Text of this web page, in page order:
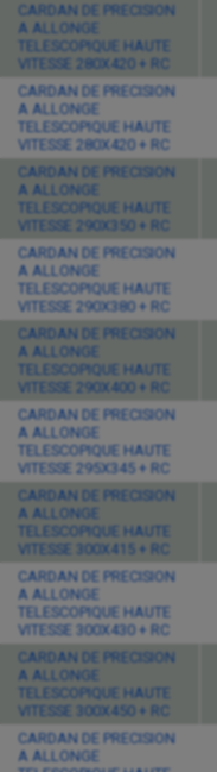
CARDAN DE PRECISION
A ALLONGE
TELESCOPIQUE HAUTE
VITESSE 280X420 + RC
CARDAN DE PRECISION
A ALLONGE
TELESCOPIQUE HAUTE
VITESSE 280X420 + RC
CARDAN DE PRECISION
A ALLONGE
TELESCOPIQUE HAUTE
VITESSE 290X350 + RC
CARDAN DE PRECISION
A ALLONGE
TELESCOPIQUE HAUTE
VITESSE 290X380 + RC
CARDAN DE PRECISION
A ALLONGE
TELESCOPIQUE HAUTE
VITESSE 290X400 + RC
CARDAN DE PRECISION
A ALLONGE
TELESCOPIQUE HAUTE
VITESSE 295X345 + RC
CARDAN DE PRECISION
A ALLONGE
TELESCOPIQUE HAUTE
VITESSE 300X415 + RC
CARDAN DE PRECISION
A ALLONGE
TELESCOPIQUE HAUTE
VITESSE 300X430 + RC
CARDAN DE PRECISION
A ALLONGE
TELESCOPIQUE HAUTE
VITESSE 300X450 + RC
CARDAN DE PRECISION
A ALLONGE